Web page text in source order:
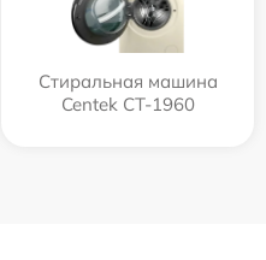
Стиральная машина
Centek CT-1960